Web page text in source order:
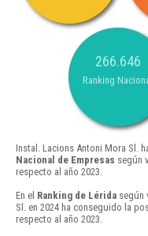
266.646
Ranking
Instal. Lacions Antoni Mora Sl.
Nacional de Empresas según
respecto al año 2023.
En el Ranking de Lérida según
Sl. en 2024 ha conseguido la
respecto al año 2023.